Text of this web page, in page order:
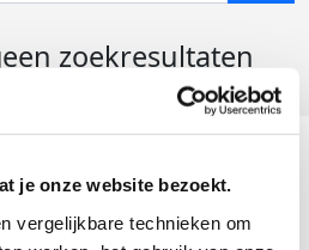
je onze website bezoekt.
vergelijkbare technieken om
zoekresultaten